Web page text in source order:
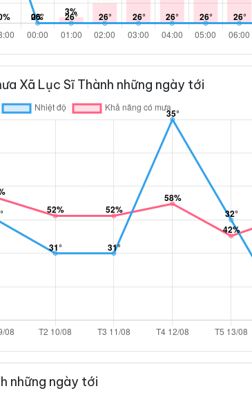
Xã Lục Sĩ Thành những ngày tới
những ngày tới